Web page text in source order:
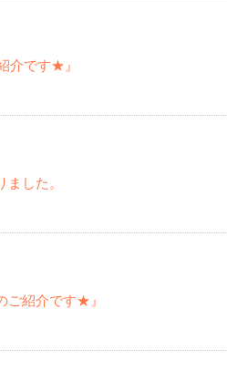
介です★』
した。
ご紹介です★』